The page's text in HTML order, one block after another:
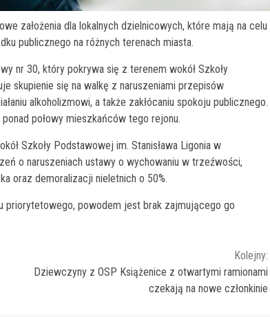
założenia dla lokalnych dzielnicowych, które mają na celu
publicznego na różnych terenach miasta.
nr 30, który pokrywa się z terenem wokół Szkoły
skupienie się na walkę z naruszeniami przepisów
alkoholizmowi, a także zakłócaniu spokoju publicznego.
połowy mieszkańców tego rejonu.
Szkoły Podstawowej im. Stanisława Ligonia w
o naruszeniach ustawy o wychowaniu w trzeźwości,
oraz demoralizacji nieletnich o 50%.
priorytetowego, powodem jest brak zajmującego go
Kolejny:
Dziewczyny z OSP Książenice z otwartymi ramionami
czekają na nowe członkinie